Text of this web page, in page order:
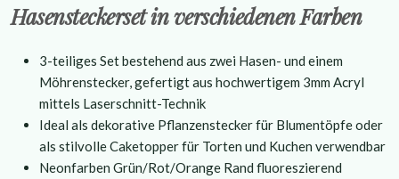
Hasensteckerset in verschiedenen Farben
3-teiliges Set bestehend aus zwei Hasen- und einem
Möhrenstecker, gefertigt aus hochwertigem 3mm Acryl
mittels Laserschnitt-Technik
Ideal als dekorative Pflanzenstecker für Blumentöpfe oder
als stilvolle Caketopper für Torten und Kuchen verwendbar
Neonfarben Grün/Rot/Orange Rand fluoreszierend